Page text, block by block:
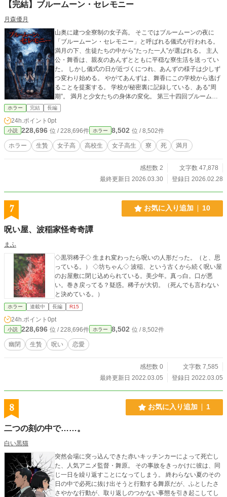
【完結】ブルームーン・セレモニー
月森優月
山奥に建つ全寮制の女子高。 そこではブルームーンの夜に
「ブルームーン・セレモニー」と呼ばれる儀式が行われる。
満月の下、生徒たちの中から“たった一人”が選ばれる。 主人
公・舞香は、親友のあんずとともに平穏な寮生活を送ってい
た。 しかし儀式の日が近づくにつれ、あんずの様子は少しず
つ変わり始める。 やがてあんずは、舞香にこの学校から逃げ
ることを提案する。 学校が秘密裏に記録している、ある“周
期”。 満月と少女たちの身体の変化。 第三十四回ブルームー
ン・セレモニー。 血に染まる月の下で、舞香が見るものとは
――。 少女たちの心と身体が揺らぐ夜。 それは通過儀礼か、
それとも選別か。 これは、“成長”という名の儀式に抗う物
語。
ホラー 完結 長編
24h.ポイント 0pt
小説 228,696 位 / 228,696件 ホラー 8,502 位 / 8,502件
ホラー 生贄 女子高 高校生 女子高生 寮 死 満月
感想数 2
文字数 47,878
最終更新日 2026.03.30
登録日 2026.02.28
7 お気に入り追加 10
呪い屋、波稲家怪奇奇譚
まふ
◇黒羽稀子◇ 生まれ変わったら呪いの人形だった。（と、思
っている。） ◇坊ちゃん◇ 波稲、という古くから続く呪い屋
のお屋敷に閉じ込められている。美少年。真っ白。口が悪
い。巻き戻ってる？疑惑。稀子が大切。（死んでも言わない
と決めている。）
ホラー 連載中 長編 R15
24h.ポイント 0pt
小説 228,696 位 / 228,696件 ホラー 8,502 位 / 8,502件
幽閉 生贄 呪い 恋愛
感想数 0
文字数 7,585
最終更新日 2022.03.05
登録日 2022.03.05
8 お気に入り追加 1
二つの刻の中で……。
白い黒猫
突然会場に突っ込んできた赤いキッチンカーによって死亡し
た、人気アニメ監督・舞原。 その事故をきっかけに彼は、同
じ一日を繰り返すことになってしまう。 終わらない夏のその
日の中で必死に抜け出そうと行動する舞原だが、ふとしたさ
さやかな行動が、取り返しのつかない事態を引き起こしてし